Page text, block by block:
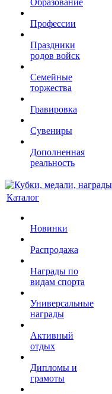
Образование
Профессии
Праздники
родов войск
Семейные
торжества
Гравировка
Сувениры
Дополненная
реальность
Каталог
Новинки
Распродажа
Награды по
видам спорта
Универсальные
награды
Активный
отдых
Дипломы и
грамоты